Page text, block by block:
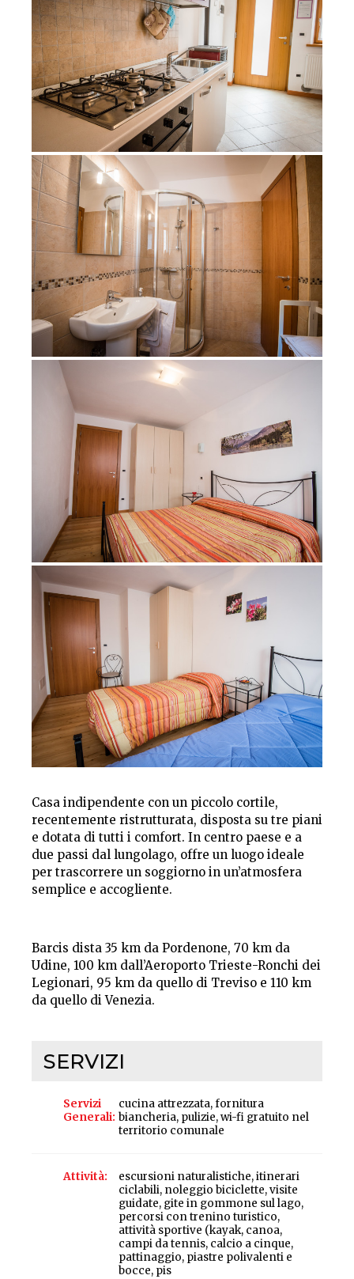
Casa indipendente con un piccolo cortile,
recentemente ristrutturata, disposta su tre piani
e dotata di tutti i comfort. In centro paese e a
due passi dal lungolago, offre un luogo ideale
per trascorrere un soggiorno in un’atmosfera
semplice e accogliente.
Barcis dista 35 km da Pordenone, 70 km da
Udine, 100 km dall’Aeroporto Trieste-Ronchi dei
Legionari, 95 km da quello di Treviso e 110 km
da quello di Venezia.
SERVIZI
Servizi
Generali
cucina attrezzata, fornitura
biancheria, pulizie, wi-fi gratuito nel
territorio comunale
Attività
escursioni naturalistiche, itinerari
ciclabili, noleggio biciclette, visite
guidate, gite in gommone sul lago,
percorsi con trenino turistico,
attività sportive (kayak, canoa,
campi da tennis, calcio a cinque,
pattinaggio, piastre polivalenti e
bocce, pis